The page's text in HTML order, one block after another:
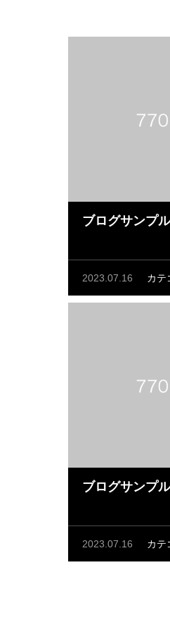
ブログサンプ
2023.07.16 カテ
ブログサンプ
2023.07.16 カテ